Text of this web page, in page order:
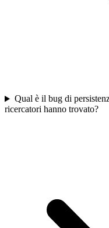
Qual è il bug di
ricercatori hanno trovato?